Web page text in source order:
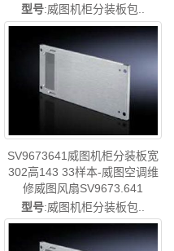
型号:威图机柜分装板包..
SV9673641威图机柜分装板宽
302高143 33样本-威图空调维
修威图风扇SV9673.641
型号:威图机柜分装板包..